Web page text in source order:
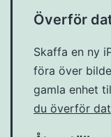
Överför
Skaffa en ny
föra över
gamla enhet
du överför